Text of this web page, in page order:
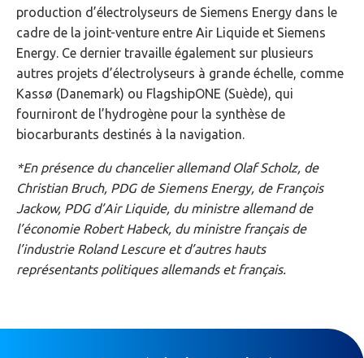
production d’électrolyseurs de Siemens Energy dans le
cadre de la joint-venture entre Air Liquide et Siemens
Energy. Ce dernier travaille également sur plusieurs
autres projets d’électrolyseurs à grande échelle, comme
Kassø (Danemark) ou FlagshipONE (Suède), qui
fourniront de l’hydrogène pour la synthèse de
biocarburants destinés à la navigation.
*En présence du chancelier allemand Olaf Scholz, de
Christian Bruch, PDG de Siemens Energy, de François
Jackow, PDG d’Air Liquide, du ministre allemand de
l’économie Robert Habeck, du ministre français de
l’industrie Roland Lescure et d’autres hauts
représentants politiques allemands et français.